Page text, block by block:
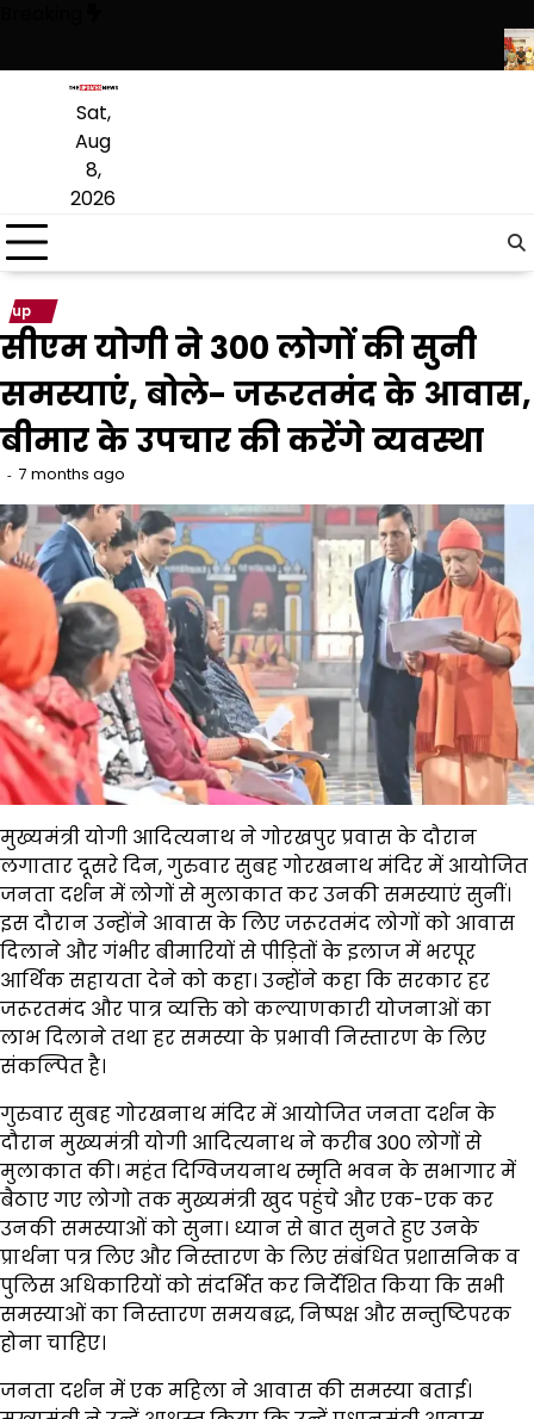
content
Sat,
Aug
8,
2026
up
सीएम योगी ने 300 लोगों की सुनी
समस्याएं, बोले- जरूरतमंद के आवास,
बीमार के उपचार की करेंगे व्यवस्था
7 months ago
मुख्यमंत्री योगी आदित्यनाथ ने गोरखपुर प्रवास के दौरान
लगातार दूसरे दिन, गुरुवार सुबह गोरखनाथ मंदिर में आयोजित
जनता दर्शन में लोगों से मुलाकात कर उनकी समस्याएं सुनीं।
इस दौरान उन्होंने आवास के लिए जरूरतमंद लोगों को आवास
दिलाने और गंभीर बीमारियों से पीड़ितों के इलाज में भरपूर
आर्थिक सहायता देने को कहा। उन्होंने कहा कि सरकार हर
जरूरतमंद और पात्र व्यक्ति को कल्याणकारी योजनाओं का
लाभ दिलाने तथा हर समस्या के प्रभावी निस्तारण के लिए
संकल्पित है।
गुरुवार सुबह गोरखनाथ मंदिर में आयोजित जनता दर्शन के
दौरान मुख्यमंत्री योगी आदित्यनाथ ने करीब 300 लोगों से
मुलाकात की। महंत दिग्विजयनाथ स्मृति भवन के सभागार में
बैठाए गए लोगो तक मुख्यमंत्री खुद पहुंचे और एक-एक कर
उनकी समस्याओं को सुना। ध्यान से बात सुनते हुए उनके
प्रार्थना पत्र लिए और निस्तारण के लिए संबंधित प्रशासनिक व
पुलिस अधिकारियों को संदर्भित कर निर्देशित किया कि सभी
समस्याओं का निस्तारण समयबद्ध, निष्पक्ष और सन्तुष्टिपरक
होना चाहिए।
जनता दर्शन में एक महिला ने आवास की समस्या बताई।